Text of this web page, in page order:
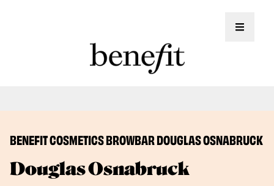
Toggle
BENEFIT COSMETICS BROWBAR DOUGLAS OSNABRUCK
Douglas Osnabruck